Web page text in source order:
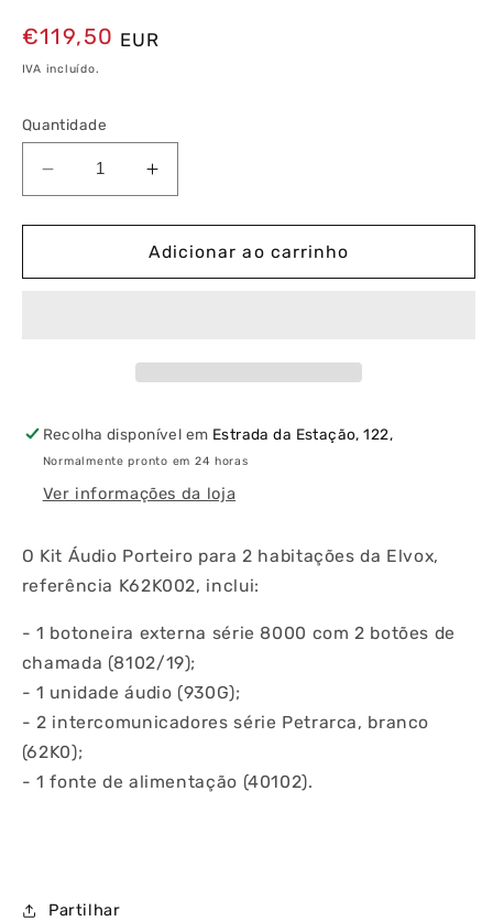
Preço
normal
€119,50 EUR
IVA incluído.
Quantidade
Diminuir
a
quantidade
Kit
K62K002
Aumentar
a
quantidade
de
Kit
K62K002
Adicionar ao carrinho
Recolha disponível em Estrada da Estação, 122,
Normalmente pronto em 24 horas
Ver informações da loja
O Kit Áudio Porteiro para 2 habitações da Elvox,
referência K62K002, inclui:
- 1 botoneira externa série 8000 com 2 botões de
chamada (8102/19);
- 1 unidade áudio (930G);
- 2 intercomunicadores série Petrarca, branco
(62K0);
- 1 fonte de alimentação (40102).
Partilhar